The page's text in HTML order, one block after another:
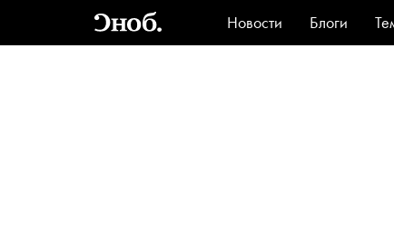
Новости Блоги
Стиль